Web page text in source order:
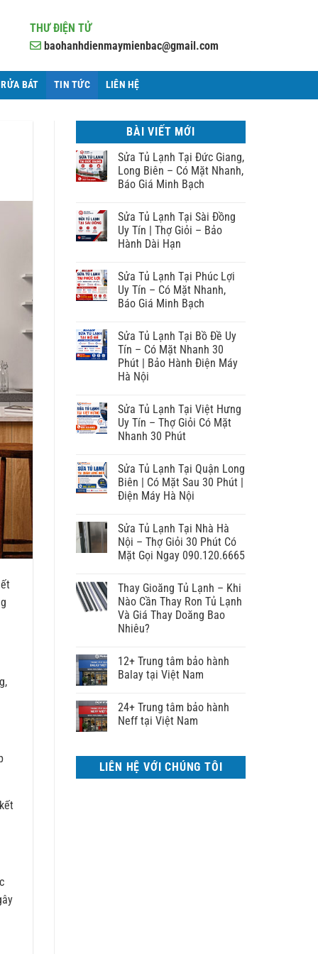
THƯ ĐIỆN TỬ
baohanhdienmaymienbac@gmail.com
BÁT TIN TỨC LIÊN HỆ
BÀI VIẾT MỚI
Sửa Tủ Lạnh Tại Đức Giang,
Long Biên – Có Mặt Nhanh,
Báo Giá Minh Bạch
Sửa Tủ Lạnh Tại Sài Đồng
Uy Tín | Thợ Giỏi – Bảo
Hành Dài Hạn
Sửa Tủ Lạnh Tại Phúc Lợi
Uy Tín – Có Mặt Nhanh,
Báo Giá Minh Bạch
Sửa Tủ Lạnh Tại Bồ Đề Uy
Tín – Có Mặt Nhanh 30
Phút | Bảo Hành Điện Máy
Hà Nội
Sửa Tủ Lạnh Tại Việt Hưng
Uy Tín – Thợ Giỏi Có Mặt
Nhanh 30 Phút
Sửa Tủ Lạnh Tại Quận Long
Biên | Có Mặt Sau 30 Phút |
Điện Máy Hà Nội
Sửa Tủ Lạnh Tại Nhà Hà
Nội – Thợ Giỏi 30 Phút Có
Mặt Gọi Ngay 090.120.6665
Thay Gioăng Tủ Lạnh – Khi
Nào Cần Thay Ron Tủ Lạnh
Và Giá Thay Doăng Bao
Nhiêu?
12+ Trung tâm bảo hành
Balay tại Việt Nam
24+ Trung tâm bảo hành
Neff tại Việt Nam
LIÊN HỆ VỚI CHÚNG TÔI